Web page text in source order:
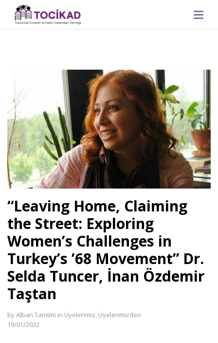
“Leaving Home, Claiming
the Street: Exploring
Women’s Challenges in
Turkey’s ’68 Movement” Dr.
Selda Tuncer, İnan Özdemir
Taştan
byAlban Tanıtım in Üyelerimiz, Üyelerimizden
19/01/2022